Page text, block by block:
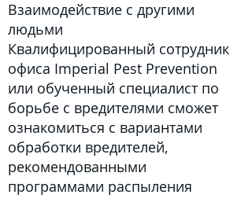
Взаимодействие с другими
людьми
Квалифицированный сотрудник
офиса Imperial Pest Prevention
или обученный специалист по
борьбе с вредителями сможет
ознакомиться с вариантами
обработки вредителей,
рекомендованными
программами распыления